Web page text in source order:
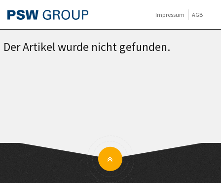
Impressum AGB
Der Artikel wurde nicht gefunden.